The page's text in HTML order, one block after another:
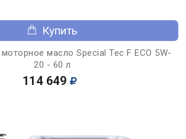
Купить
масло Special Tec F ECO 5W-
20 - 60 л
114 649